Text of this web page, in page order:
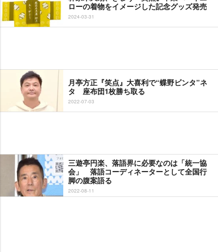
ローの着物をイメージした記念グッズ発売
2024-03-31
月亭方正『笑点』大喜利で“蝶野ビンタ”ネ
タ 座布団1枚勝ち取る
2022-07-03
三遊亭円楽、落語界に必要なのは「統一協
会」 落語コーディネーターとして全国行
脚の腹案語る
2022-08-11